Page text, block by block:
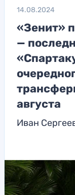
14.08.2024
«Зенит»
—
августа
Иван